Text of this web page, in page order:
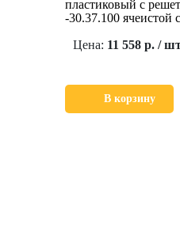
пластиковый c
-30.37.100 ячеистой
Цена: 11 558 р. /
В корзину